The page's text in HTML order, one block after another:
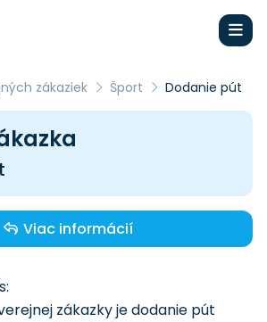
zákaziek Šport Dodanie pút
Viac informácií
zákazky je dodanie pút